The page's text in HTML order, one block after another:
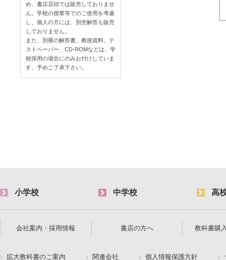
め、書店店頭では販売しておりませ
ん。学校の授業等でのご使用を考慮
し、個人の方には、別売解答も販売
しておりません。
また、別冊の解答書、教授資料、テ
ストペーパー、CD-ROMなどは、学
校採用の場合にのみお付けしていま
す。予めご了承下さい。
小学校 中学校 高
会社案内・採用情報 書店の方へ 教科書購
拡大教科書のご案内 関連会社 個人情報保護方針